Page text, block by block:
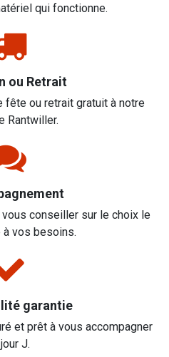
qui fonctionne.
ou Retrait
fête ou retrait gratuit à notre
Rantwiller.
conseiller sur le choix le
à vos besoins.
garantie
et prêt à vous accompagner
J.